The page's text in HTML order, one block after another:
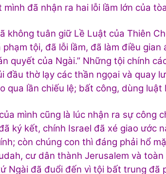
mình đã nhận ra hai lỗi lầm lớn của
không tuân giữ Lề Luật của Thiên
phạm tội, đã lỗi lầm, đã làm điều
quyết của Ngài.” Những tội chính
đầu thờ lạy các thần ngọai và quay
qua lần chiếu lệ; bất công, dùng
mình cũng là lúc nhận ra sự công
ký kết, chính Israel đã xé giao ước
còn chúng con thì đáng phải hổ
cư dân thành Jerusalem và
Ngài đã đuổi đến vì tội bất trung đã